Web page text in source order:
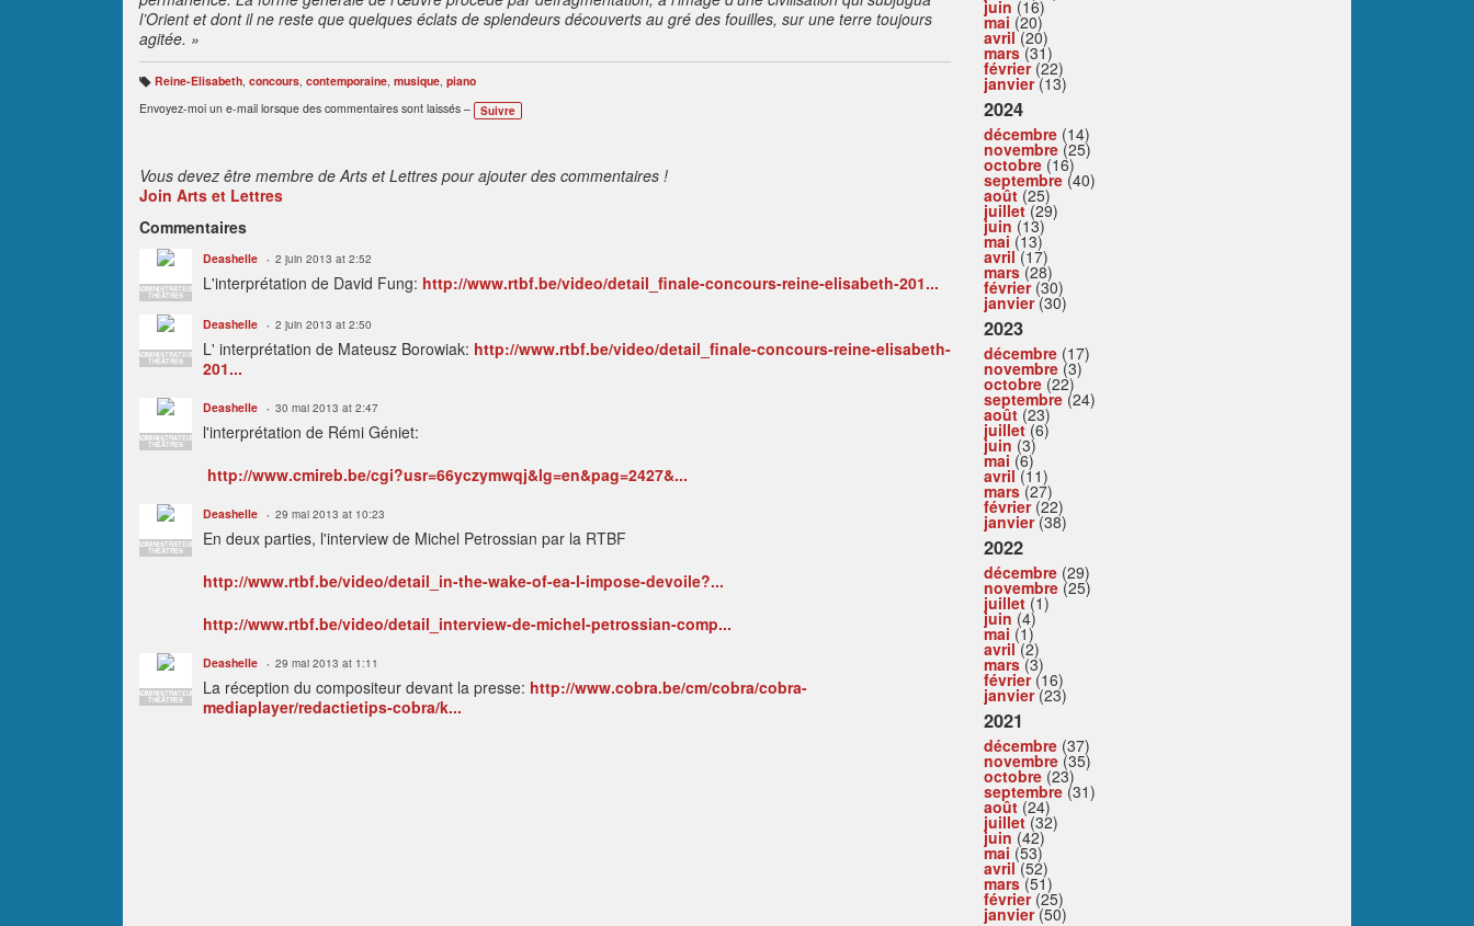
l’Orient et dont il ne reste que quelques éclats de splendeurs découverts au gré des fouilles, sur une terre toujours
agitée. »
B
ali
s
Reine-Elisabeth, concours, contemporaine, musique, piano
Envoyez-moi un e-mail lorsque des commentaires sont laissés –
Suivre
Vous devez être membre de Arts et Lettres pour ajouter des commentaires !
Join Arts et Lettres
Commentaires
ADMINISTRATEUR
THÉÂTRES
Deashelle 2 juin 2013 at 2:52
L'interprétation de David Fung: http://www.rtbf.be/video/detail_finale-concours-reine-elisabeth-201...
ADMINISTRATEUR
THÉÂTRES
Deashelle 2 juin 2013 at 2:50
L' interprétation de Mateusz Borowiak: http://www.rtbf.be/video/detail_finale-concours-reine-elisabeth-
201...
ADMINISTRATEUR
THÉÂTRES
Deashelle 30 mai 2013 at 2:47
l'interprétation de Rémi Géniet:
http://www.cmireb.be/cgi?usr=66yczymwqj&lg=en&pag=2427&...
ADMINISTRATEUR
THÉÂTRES
Deashelle 29 mai 2013 at 10:23
En deux parties, l'interview de Michel Petrossian par la RTBF
http://www.rtbf.be/video/detail_in-the-wake-of-ea-l-impose-devoile?...
http://www.rtbf.be/video/detail_interview-de-michel-petrossian-comp...
ADMINISTRATEUR
THÉÂTRES
Deashelle 29 mai 2013 at 1:11
La réception du compositeur devant la presse: http://www.cobra.be/cm/cobra/cobra-
mediaplayer/redactietips-cobra/k...
juin (16)
mai (20)
avril(20)
mars(31)
février(22)
janvier(13)
2024
décembre (14)
novembre (25)
octobre (16)
septembre (40)
août (25)
juillet(29)
juin (13)
mai (13)
avril(17)
mars(28)
février(30)
janvier(30)
2023
décembre (17)
novembre (3)
octobre (22)
septembre (24)
août (23)
juillet(6)
juin (3)
mai (6)
avril(11)
mars(27)
février(22)
janvier(38)
2022
décembre (29)
novembre (25)
juillet (1)
juin (4)
mai (1)
avril(2)
mars(3)
février(16)
janvier(23)
2021
décembre (37)
novembre (35)
octobre (23)
septembre (31)
août (24)
juillet(32)
juin (42)
mai (53)
avril(52)
mars(51)
février(25)
janvier(50)